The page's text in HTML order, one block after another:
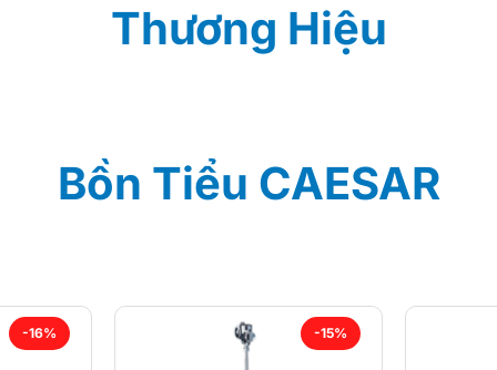
Thương Hiệu
Bồn Tiểu CAESAR
-16% -15%